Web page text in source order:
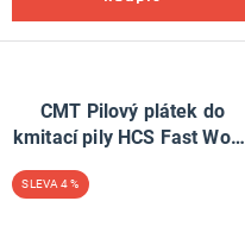
CMT Pilový plátek do
kmitací pily HCS Fast Wood
TS4 (bal 5ks)
4 %